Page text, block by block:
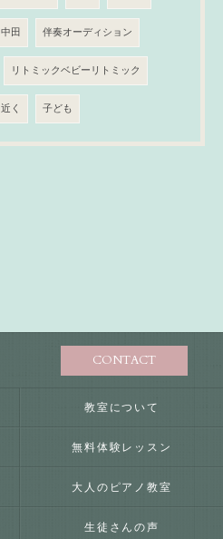
中田 伴奏オーディション
リトミックベビーリトミック
近く 子ども
CONTACT
教室について
無料体験レッスン
大人のピアノ教室
生徒さんの声